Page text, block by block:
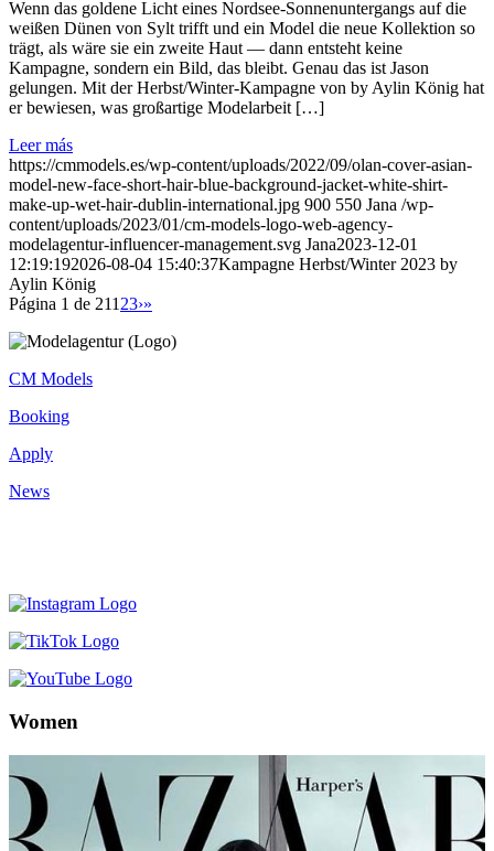
Wenn das goldene Licht eines Nordsee-Sonnenuntergangs auf die
weißen Dünen von Sylt trifft und ein Model die neue Kollektion so
trägt, als wäre sie ein zweite Haut — dann entsteht keine
Kampagne, sondern ein Bild, das bleibt. Genau das ist Jason
gelungen. Mit der Herbst/Winter-Kampagne von by Aylin König hat
er bewiesen, was großartige Modelarbeit […]
Leer más
https://cmmodels.es/wp-content/uploads/2022/09/olan-cover-asian-
model-new-face-short-hair-blue-background-jacket-white-shirt-
make-up-wet-hair-dublin-international.jpg 900 550 Jana /wp-
content/uploads/2023/01/cm-models-logo-web-agency-
modelagentur-influencer-management.svg Jana2023-12-01
12:19:192026-08-04 15:40:37Kampagne Herbst/Winter 2023 by
Aylin König
Página 1 de 21123›»
CM Models
Booking
Apply
News
Women